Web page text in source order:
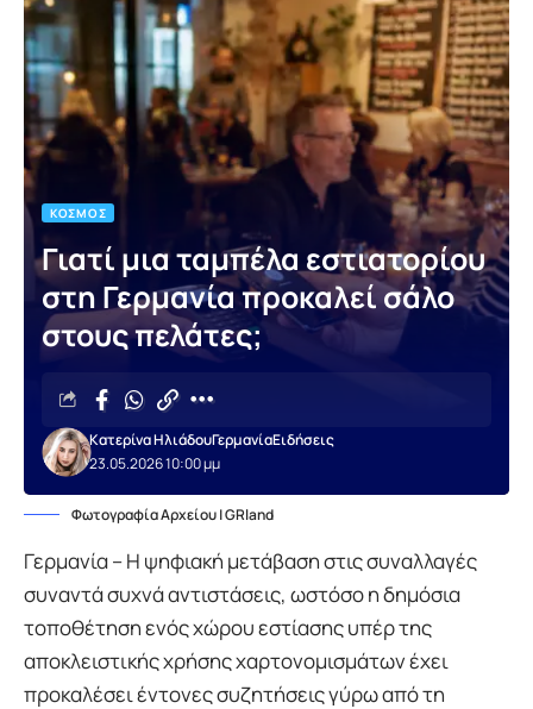
ΚΌΣΜΟΣ
Γιατί μια ταμπέλα εστιατορίου
στη Γερμανία προκαλεί σάλο
στους πελάτες;
23.05.2026 10:00 μμ
Κατερίνα ΗλιάδουΓερμανίαΕιδήσεις
Φωτογραφία Αρχείου | GRland
Γερμανία – Η ψηφιακή μετάβαση στις συναλλαγές
συναντά συχνά αντιστάσεις, ωστόσο η δημόσια
τοποθέτηση ενός χώρου εστίασης υπέρ της
αποκλειστικής χρήσης χαρτονομισμάτων έχει
προκαλέσει έντονες συζητήσεις γύρω από τη